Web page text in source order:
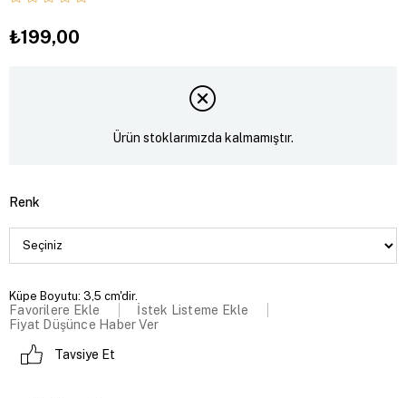
₺199,00
Ürün stoklarımızda kalmamıştır.
Renk
Küpe Boyutu: 3,5 cm'dir.
Favorilere Ekle
İstek Listeme Ekle
Fiyat Düşünce Haber Ver
Tavsiye Et